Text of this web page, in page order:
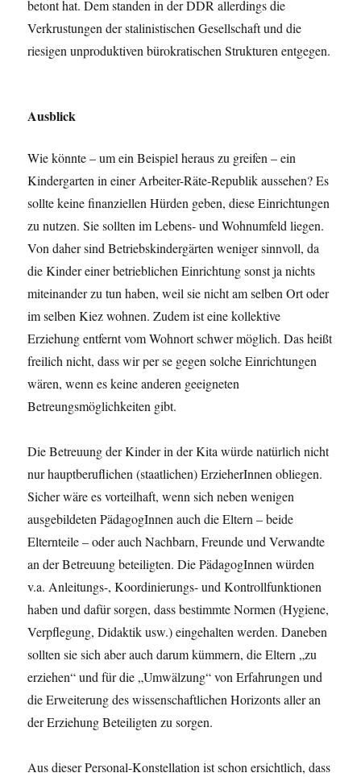
betont hat. Dem standen in der DDR allerdings die
Verkrustungen der stalinistischen Gesellschaft und die
riesigen unproduktiven bürokratischen Strukturen entgegen.
Ausblick
Wie könnte – um ein Beispiel heraus zu greifen – ein
Kindergarten in einer Arbeiter-Räte-Republik aussehen? Es
sollte keine finanziellen Hürden geben, diese Einrichtungen
zu nutzen. Sie sollten im Lebens- und Wohnumfeld liegen.
Von daher sind Betriebskindergärten weniger sinnvoll, da
die Kinder einer betrieblichen Einrichtung sonst ja nichts
miteinander zu tun haben, weil sie nicht am selben Ort oder
im selben Kiez wohnen. Zudem ist eine kollektive
Erziehung entfernt vom Wohnort schwer möglich. Das heißt
freilich nicht, dass wir per se gegen solche Einrichtungen
wären, wenn es keine anderen geeigneten
Betreungsmöglichkeiten gibt.
Die Betreuung der Kinder in der Kita würde natürlich nicht
nur hauptberuflichen (staatlichen) ErzieherInnen obliegen.
Sicher wäre es vorteilhaft, wenn sich neben wenigen
ausgebildeten PädagogInnen auch die Eltern – beide
Elternteile – oder auch Nachbarn, Freunde und Verwandte
an der Betreuung beteiligten. Die PädagogInnen würden
v.a. Anleitungs-, Koordinierungs- und Kontrollfunktionen
haben und dafür sorgen, dass bestimmte Normen (Hygiene,
Verpflegung, Didaktik usw.) eingehalten werden. Daneben
sollten sie sich aber auch darum kümmern, die Eltern „zu
erziehen“ und für die „Umwälzung“ von Erfahrungen und
die Erweiterung des wissenschaftlichen Horizonts aller an
der Erziehung Beteiligten zu sorgen.
Aus dieser Personal-Konstellation ist schon ersichtlich, dass